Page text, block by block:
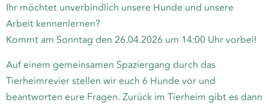
Ihr möchtet unverbindlich unsere Hunde und unsere
Arbeit kennenlernen?
Kommt am Sonntag den 26.04.2026 um 14:00 Uhr vorbei!
Auf einem gemeinsamen Spaziergang durch das
Tierheimrevier stellen wir euch 6 Hunde vor und
beantworten eure Fragen. Zurück im Tierheim gibt es dann